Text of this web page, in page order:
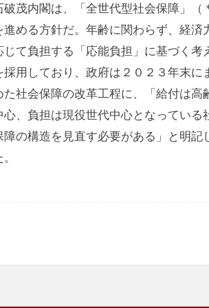
破茂内閣は、「全世代型社会保障」（
進める方針だ。年齢に関わらず、経済
じて負担する「応能負担」に基づく考
採用しており、政府は２０２３年末に
た社会保障の改革工程に、「給付は高
心、負担は現役世代中心となっている
障の構造を見直す必要がある」と明記